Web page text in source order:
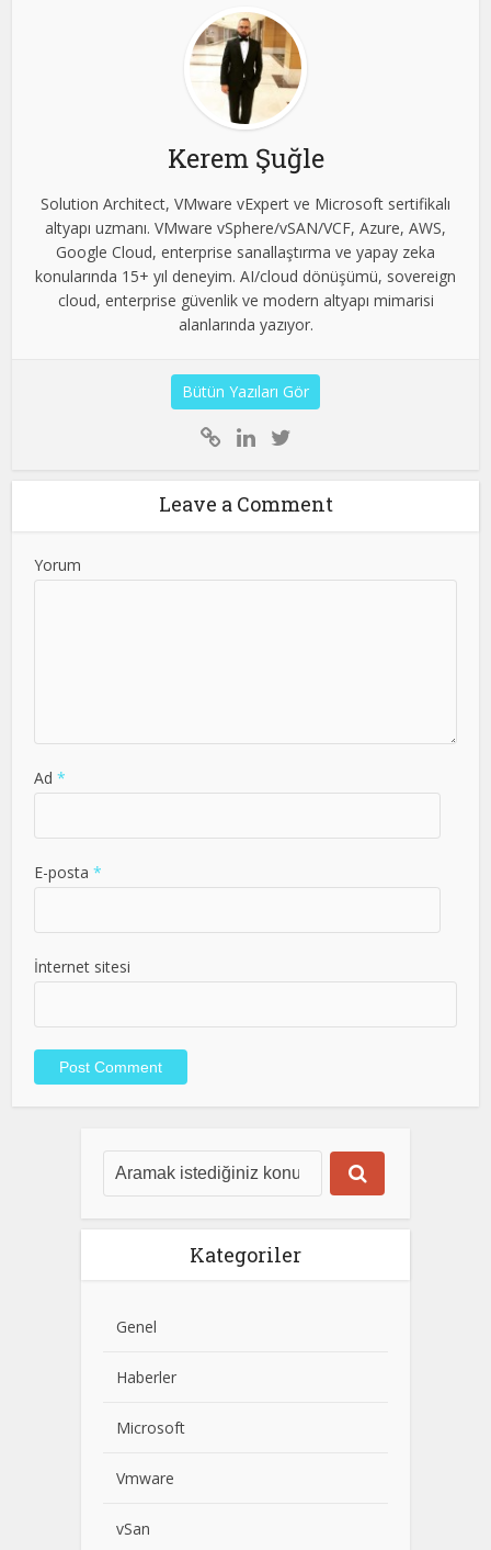
Kerem Şuğle
Solution Architect, VMware vExpert ve Microsoft sertifikalı
altyapı uzmanı. VMware vSphere/vSAN/VCF, Azure, AWS,
Google Cloud, enterprise sanallaştırma ve yapay zeka
konularında 15+ yıl deneyim. AI/cloud dönüşümü, sovereign
cloud, enterprise güvenlik ve modern altyapı mimarisi
alanlarında yazıyor.
Bütün Yazıları Gör
Leave a Comment
Yorum
Ad*
E-posta*
İnternet sitesi
Kategoriler
Genel
Haberler
Microsoft
Vmware
vSan